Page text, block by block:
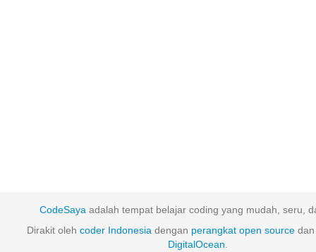
CodeSaya adalah tempat belajar coding yang mudah, seru,
Dirakit oleh coder Indonesia dengan perangkat open source
DigitalOcean